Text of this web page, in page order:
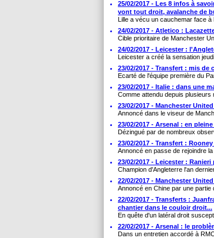
25/02/2017 - Les 8 infos à
vont tout droit, avalanche de
Lille a vécu un cauchemar face à
24/02/2017 - Atletico :
Cible prioritaire de Manchester
24/02/2017 - Leicester :
Leicester a créé la sensation
23/02/2017 - Transfert : mis
Ecarté de l'équipe première du
23/02/2017 - Italie : dans une
Comme attendu depuis plusieurs
23/02/2017 - Manchester
Annoncé dans le viseur de
23/02/2017 - Arsenal : en
Dézingué par de nombreux
23/02/2017 - Transfert :
Annoncé en passe de rejoindre
23/02/2017 - Leicester :
Champion d'Angleterre l'an
22/02/2017 - Manchester
Annoncé en Chine par une partie
22/02/2017 - Transferts :
chantier dans le couloir droit...
En quête d'un latéral droit
22/02/2017 - Arsenal : le
Dans un entretien accordé à